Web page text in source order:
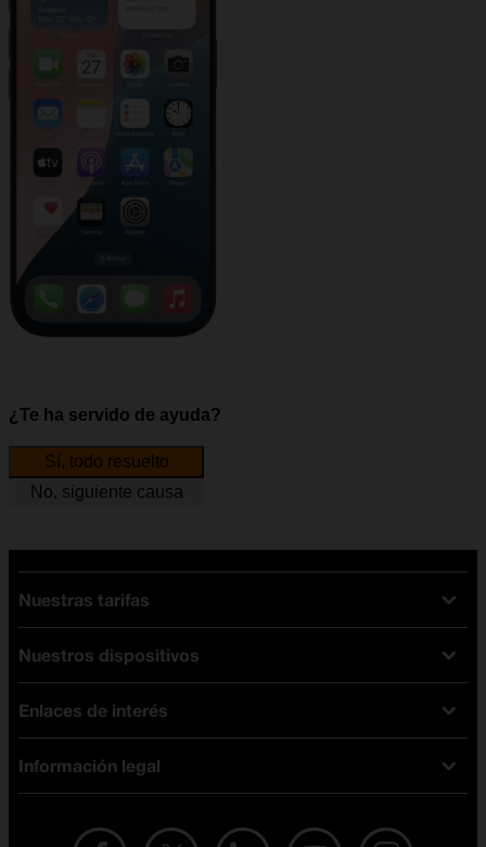
¿Te ha servido de ayuda?
Sí, todo resuelto
No, siguiente causa
Nuestras tarifas
Tarifas Orange
Tarifas fibra y móvil
Tarifas móviles
Tarifas internet y fibra
Tarifas de tarjeta prepago
Nuestros dispositivos
Ofertas en móviles
iPhone
PlayStation 5
Enlaces de interés
Test de velocidad
Buscador de tiendas
Live Shopping
Información legal
Aviso legal